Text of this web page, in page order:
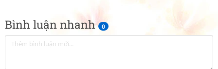
Bình luận nhanh 0